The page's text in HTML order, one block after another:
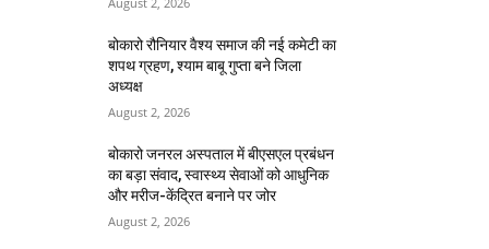
बोकारो रौनियार वैश्य समाज की नई कमेटी का
शपथ ग्रहण, श्याम बाबू गुप्ता बने जिला
अध्यक्ष
August 2, 2026
बोकारो जनरल अस्पताल में बीएसएल प्रबंधन
का बड़ा संवाद, स्वास्थ्य सेवाओं को आधुनिक
और मरीज-केंद्रित बनाने पर जोर
August 2, 2026